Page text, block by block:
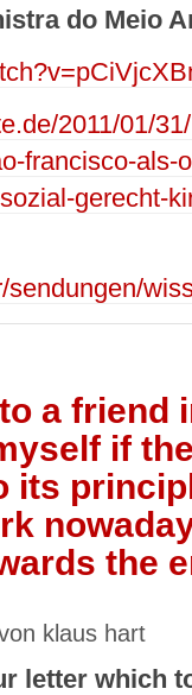
do Meio
2011/01/
francisco-als-
gerecht-
a friend
if
its
the
klaus hart
letter which